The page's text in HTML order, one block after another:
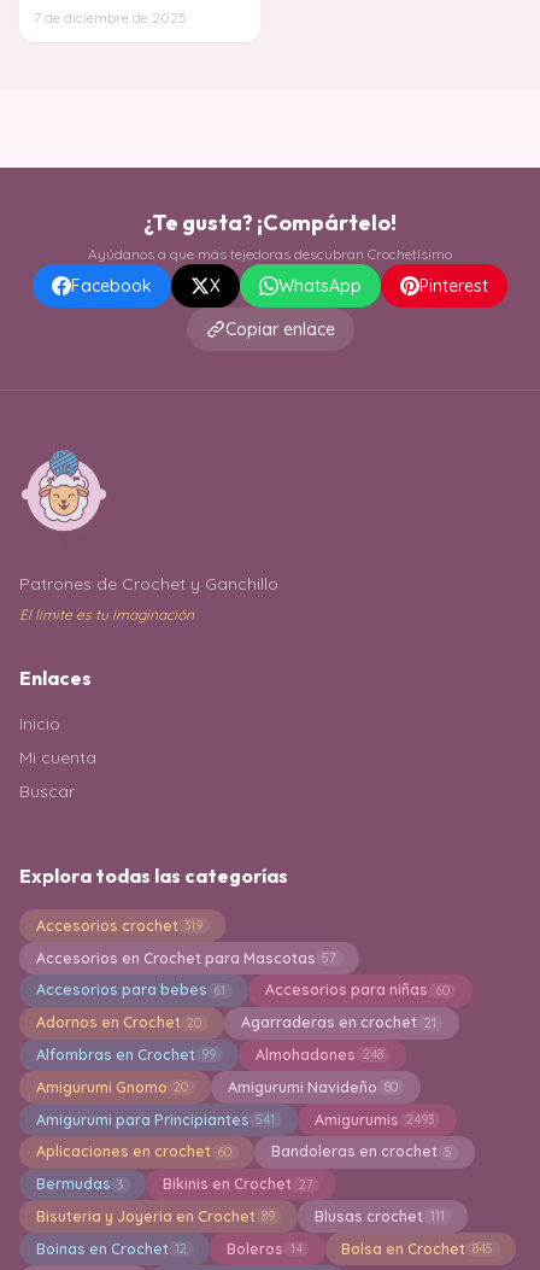
para regalar o para t
7 de diciembre de 2025
¿Te gusta? ¡Compártelo!
Ayúdanos a que más tejedoras descubran Crochetísimo
Facebook X WhatsApp
Pinterest
Copiar enlace
Patrones de Crochet y Ganchillo
El límite es tu imaginación
Enlaces
Inicio
Mi cuenta
Buscar
Explora todas las categorías
Accesorios crochet 319
Accesorios en Crochet para Mascotas 57
Accesorios para bebes 61 Accesorios para niñas 60
Adornos en Crochet 20 Agarraderas en crochet 21
Alfombras en Crochet 99 Almohadones 248
Amigurumi Gnomo 20 Amigurumi Navideño 80
Amigurumi para Principiantes 541 Amigurumis 2493
Aplicaciones en crochet 60 Bandoleras en crochet 5
Bermudas 3 Bikinis en Crochet 27
Bisuteria y Joyeria en Crochet 89 Blusas crochet 111
Boinas en Crochet 12 Boleros 14 Bolsa en Crochet 845